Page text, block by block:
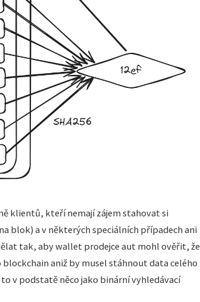
klientů, kteří nemají zájem stahovat si
blok) a v některých speciálních případech ani
tak, aby wallet prodejce aut mohl ověřit, že
aniž by musel stáhnout data celého
v podstatě něco jako binární vyhledávací